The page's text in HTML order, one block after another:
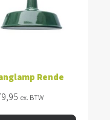
Rende
ex. BTW